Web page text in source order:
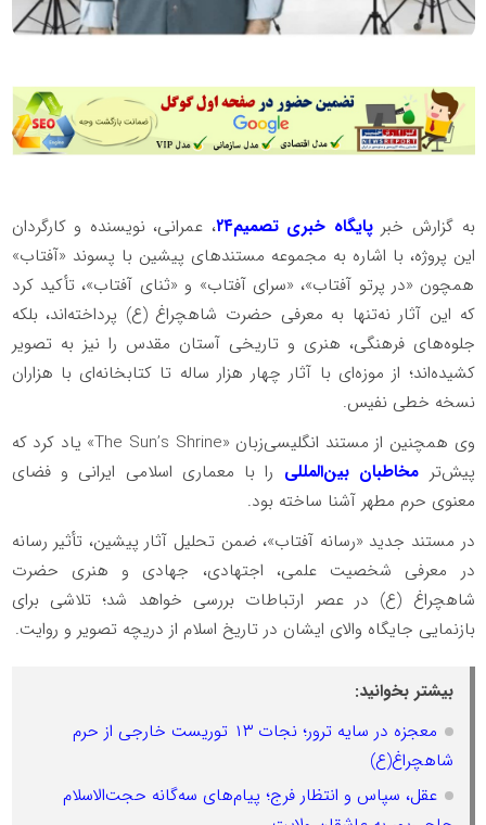
به گزارش خبرپایگاه خبری تصمیم۲۴
، عمرانی، نویسنده و کارگردان
این پروژه، با اشاره به مجموعه مستندهای پیشین با پسوند «آفتاب»
همچون «در پرتو آفتاب»، «سرای آفتاب» و «ثنای آفتاب»، تأکید کرد
که این آثار نه‌تنها به معرفی حضرت شاهچراغ (ع) پرداخته‌اند، بلکه
جلوه‌های فرهنگی، هنری و تاریخی آستان مقدس را نیز به تصویر
کشیده‌اند؛ از موزه‌ای با آثار چهار هزار ساله تا کتابخانه‌ای با هزاران
نسخه خطی نفیس.
وی همچنین از مستند انگلیسی‌زبان «The Sun’s Shrine» یاد کرد که
پیش‌تر مخاطبان بین‌المللی را با معماری اسلامی ایرانی و فضای
معنوی حرم مطهر آشنا ساخته بود.
در مستند جدید «رسانه آفتاب»، ضمن تحلیل آثار پیشین، تأثیر رسانه
در معرفی شخصیت علمی، اجتهادی، جهادی و هنری حضرت
شاهچراغ (ع) در عصر ارتباطات بررسی خواهد شد؛ تلاشی برای
بازنمایی جایگاه والای ایشان در تاریخ اسلام از دریچه تصویر و روایت.
بیشتر بخوانید:
معجزه در سایه ترور؛ نجات ۱۳ توریست خارجی از حرم
شاهچراغ(ع)
عقل، سپاس و انتظار فرج؛ پیام‌های سه‌گانه حجت‌الاسلام